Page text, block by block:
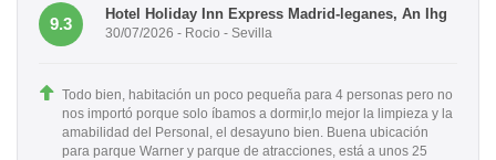
9.3
Hotel Holiday Inn Express Madrid-leganes, An Ihg
30/07/2026 - Rocio - Sevilla
Todo bien, habitación un poco pequeña para 4 personas pero no
nos importó porque solo íbamos a dormir,lo mejor la limpieza y la
amabilidad del Personal, el desayuno bien. Buena ubicación
para parque Warner y parque de atracciones, está a unos 25